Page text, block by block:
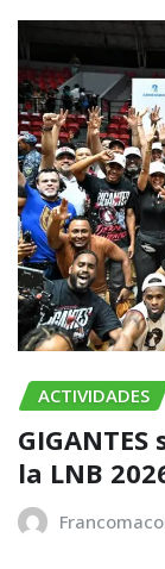
ACTIVIDADES
la LNB